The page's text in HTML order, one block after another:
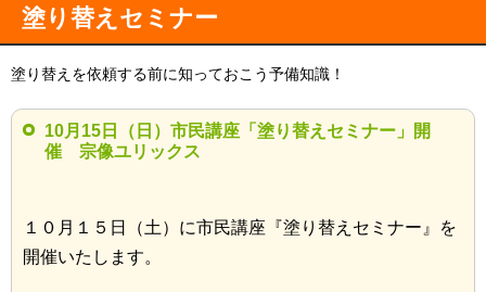
塗り替えセミナー
塗り替えを依頼する前に知っておこう予備知識！
10月15日（日）市民講座「塗り替えセミナー」開
催 宗像ユリックス
１０月１５日（土）に市民講座『塗り替えセミナー』を
開催いたします。